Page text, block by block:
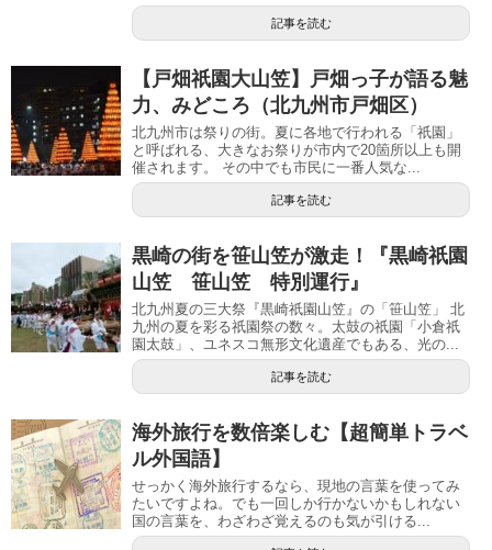
記事を読む
【戸畑祇園大山笠】戸畑っ子が語る魅
力、みどころ（北九州市戸畑区）
北九州市は祭りの街。夏に各地で行われる「祇園」
と呼ばれる、大きなお祭りが市内で20箇所以上も開
催されます。 その中でも市民に一番人気な...
記事を読む
黒崎の街を笹山笠が激走！『黒崎祇園
山笠 笹山笠 特別運行』
北九州夏の三大祭『黒崎祇園山笠』の「笹山笠」 北
九州の夏を彩る祇園祭の数々。太鼓の祇園「小倉祇
園太鼓」、ユネスコ無形文化遺産でもある、光の...
記事を読む
海外旅行を数倍楽しむ【超簡単トラベ
ル外国語】
せっかく海外旅行するなら、現地の言葉を使ってみ
たいですよね。でも一回しか行かないかもしれない
国の言葉を、わざわざ覚えるのも気が引ける...